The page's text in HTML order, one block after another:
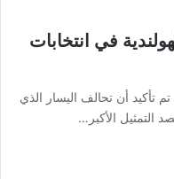
في انتخابات
تم تأكيد أن تحالف اليسار الذي